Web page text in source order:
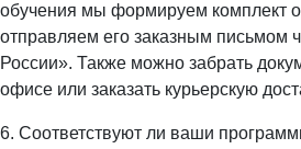
обучения мы формируем комплект
отправляем его заказным письмом
России». Также можно забрать
офисе или заказать курьерскую
6. Соответствуют ли ваши